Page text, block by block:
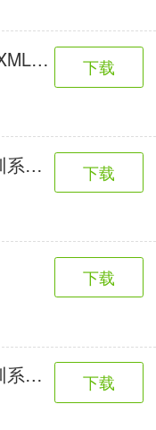
轻松开发Web
下载
列讲座004：1
下载
下载
列讲座006：玩
下载